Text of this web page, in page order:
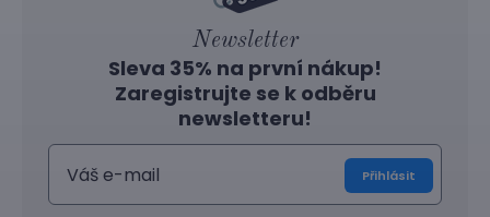
Newsletter
Sleva 35% na první nákup!
Zaregistrujte se k odběru
newsletteru!
Přihlásit